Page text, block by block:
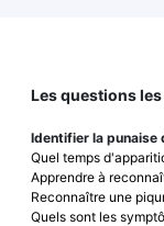
Les questions
Identifier la punaise
Quel temps
Apprendre à
Reconnaître une
Quels sont les